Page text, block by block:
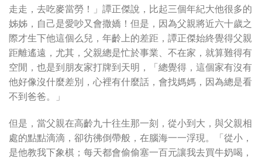
走走，去吃麥當勞！」譚正傑說，比起三個年紀大他很多的
姊姊，自己是愛吵又會撒嬌！但是，因為父親將近六十歲之
際才生下他這個么兒，年齡上的差距，譚正傑始終覺得父親
距離遙遠，尤其，父親總是忙於事業、不在家，就算難得有
空閒，也是到朋友家打牌到天明，「總覺得，這個家有沒有
他好像沒什麼差別，心裡有什麼話，會找媽媽，因為總是看
不到爸爸。」
但是，當父親在高齡九十往生那一刻，從小到大，與父親相
處的點點滴滴，卻彷彿倒帶般，在腦海一一浮現。「從小，
是他教我下象棋；每天都會偷偷塞一百元讓我去買牛奶喝，